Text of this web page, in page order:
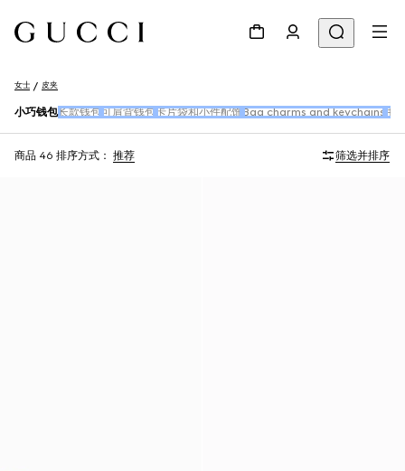
女士 皮夹
小巧钱包长款钱包 可肩背钱包 卡片袋和小件配饰 Bag charms and keychains 手
商品 46 排序方式： 推荐 筛选并排序